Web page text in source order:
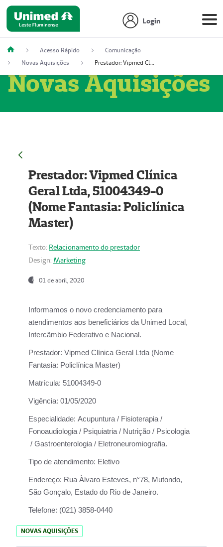
Login
Acesso Rápido
Comunicação
Novas Aquisições
Prestador: Vipmed Clínica Geral Ltda, 51004349-0 (Nome Fantasia: Policlínica Master)
Novas Aquisições
Prestador: Vipmed Clínica
Geral Ltda, 51004349-0
(Nome Fantasia: Policlínica
Master)
Texto: Relacionamento do prestador
Design: Marketing
01 de abril, 2020
Informamos o novo credenciamento para
atendimentos aos beneficiários da Unimed Local,
Intercâmbio Federativo e Nacional.
Prestador: Vipmed Clínica Geral Ltda (Nome
Fantasia: Policlínica Master)
Matrícula: 51004349-0
Vigência: 01/05/2020
Especialidade: Acupuntura / Fisioterapia /
Fonoaudiologia / Psiquiatria / Nutrição / Psicologia
/ Gastroenterologia / Eletroneuromiografia.
Tipo de atendimento: Eletivo
Endereço: Rua Àlvaro Esteves, n°78, Mutondo,
São Gonçalo, Estado do Rio de Janeiro.
Telefone: (021) 3858-0440
NOVAS AQUISIÇÕES